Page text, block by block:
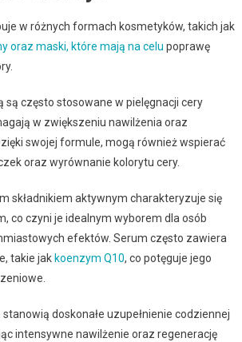
w różnych formach kosmetyków, takich jak
oraz maski, które mają na celu poprawę
są często stosowane w pielęgnacji cery
w zwiększeniu nawilżenia oraz
swojej formule, mogą również wspierać
oraz wyrównanie kolorytu cery.
składnikiem aktywnym charakteryzuje się
co czyni je idealnym wyborem dla osób
efektów. Serum często zawiera
takie jak koenzym Q10, co potęguje jego
doskonałe uzupełnienie codziennej
intensywne nawilżenie oraz regenerację